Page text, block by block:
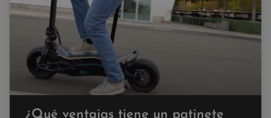
¿Qué ventajas tiene un patinete